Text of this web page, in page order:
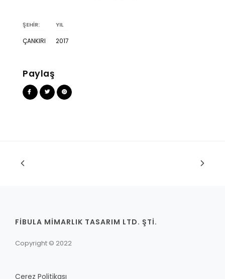
ŞEHİR:
ÇANKIRI
YIL
2017
Paylaş
FİBULA MİMARLIK TASARIM LTD. ŞTİ.
Copyright © 2022
Çerez Politikası